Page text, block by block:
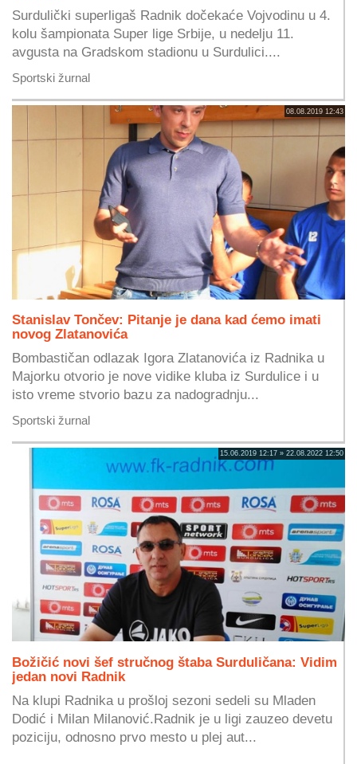
Surdulički superligaš Radnik dočekaće Vojvodinu u 4.
kolu šampionata Super lige Srbije, u nedelju 11.
avgusta na Gradskom stadionu u Surdulici....
Sportski žurnal
08.08.2019 12:43
Stanislav Tončev: Pitanje je dana kad ćemo imati
novog Zlatanovića
Bombastičan odlazak Igora Zlatanovića iz Radnika u
Majorku otvorio je nove vidike kluba iz Surdulice i u
isto vreme stvorio bazu za nadogradnju...
Sportski žurnal
15.06.2019 12:17 » 22.08.2022 12:50
Božičić novi šef stručnog štaba Surduličana: Vidim
jedan novi Radnik
Na klupi Radnika u prošloj sezoni sedeli su Mladen
Dodić i Milan Milanović.Radnik je u ligi zauzeo devetu
poziciju, odnosno prvo mesto u plej aut...